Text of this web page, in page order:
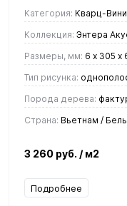
Категория: Кварц-
Коллекция: Энтера
Размеры, мм: 6 х 305 х
Тип рисунка:
Порода дерева:
Страна: Вьетнам /
3 260 руб. / м2
Подробнее